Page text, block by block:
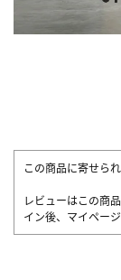
この商品に寄せら
レビューはこの商
イン後、マイペー